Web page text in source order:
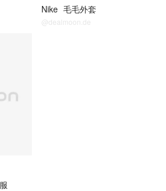
Nike 毛毛外套
@dealmoon.de